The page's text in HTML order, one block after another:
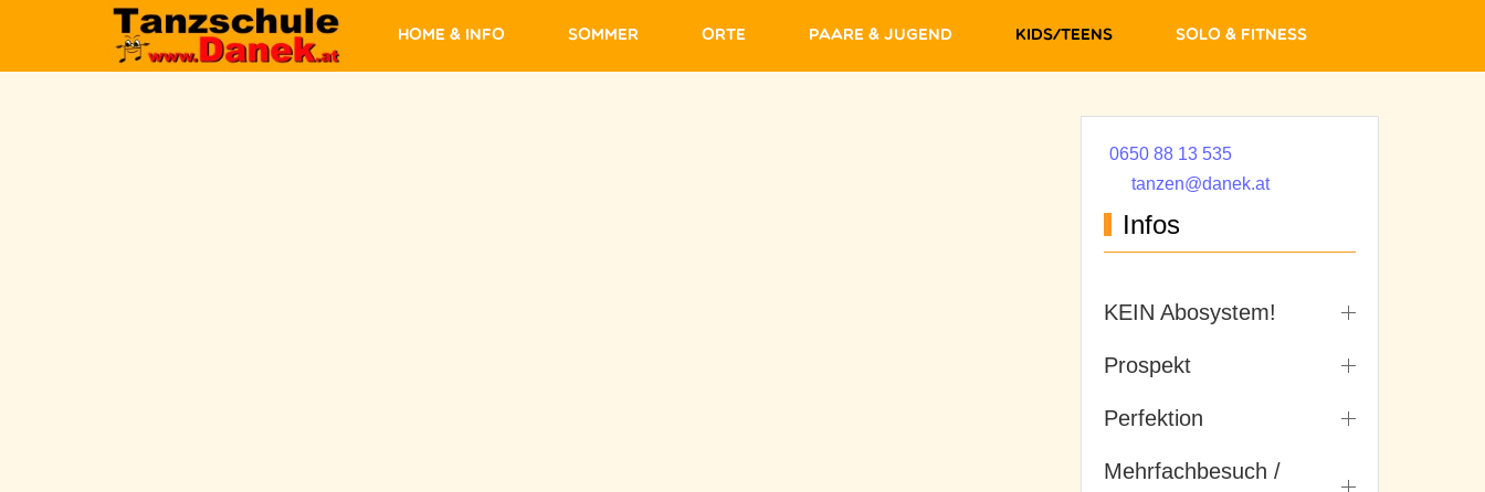
Home & Info Sommer Orte Paare & Jugend Kids/Teens Solo & Fitness
0650 88 13 535
tanzen@danek.at
Infos
KEIN Abosystem!
Prospekt
Perfektion
Mehrfachbesuch /